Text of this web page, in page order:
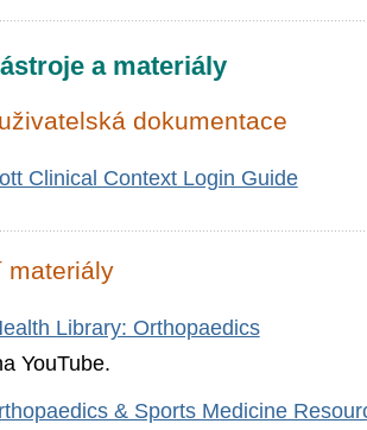
a materiály
dokumentace
Clinical Context Login Guide
materiály
Library: Orthopaedics
YouTube.
& Sports Medicine